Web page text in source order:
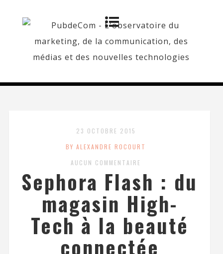
23 OCTOBRE 2015
BY ALEXANDRE ROCOURT
AUCUN COMMENTAIRE
Sephora Flash : du
magasin High-
Tech à la beauté
connectée